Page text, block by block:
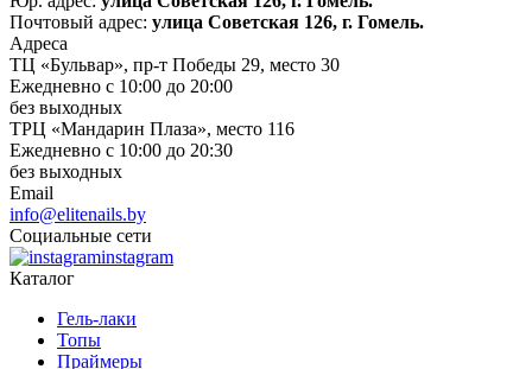
Почтовый адрес: улица Советская 126, г. Гомель.
Адреса
ТЦ «Бульвар», пр-т Победы 29, место 30
Ежедневно с 10:00 до 20:00
без выходных
ТРЦ «Мандарин Плаза», место 116
Ежедневно с 10:00 до 20:30
без выходных
Email
info@elitenails.by
Социальные сети
instagram
Каталог
Гель-лаки
Топы
Праймеры